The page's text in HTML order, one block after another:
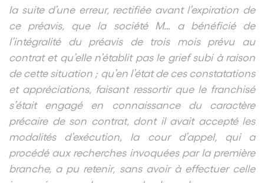
la suite d’une erreur, rectifiée avant l’expiration de
ce préavis, que la société M… a bénéficié de
l’intégralité du préavis de trois mois prévu au
contrat et qu’elle n’établit pas le grief subi à raison
de cette situation ; qu’en l’état de ces constatations
et appréciations, faisant ressortir que le franchisé
s’était engagé en connaissance du caractère
précaire de son contrat, dont il avait accepté les
modalités d’exécution, la cour d’appel, qui a
procédé aux recherches invoquées par la première
branche, a pu retenir, sans avoir à effectuer celle